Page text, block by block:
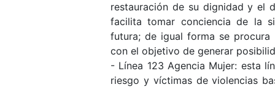
restauración de su dignidad y el
facilita tomar conciencia de la
futura; de igual forma se
con el objetivo de generar
- Línea 123 Agencia Mujer: esta
riesgo y víctimas de violencias